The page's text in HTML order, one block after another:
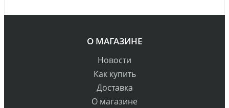
О МАГАЗИНЕ
Новости
Как купить
Доставка
О магазине